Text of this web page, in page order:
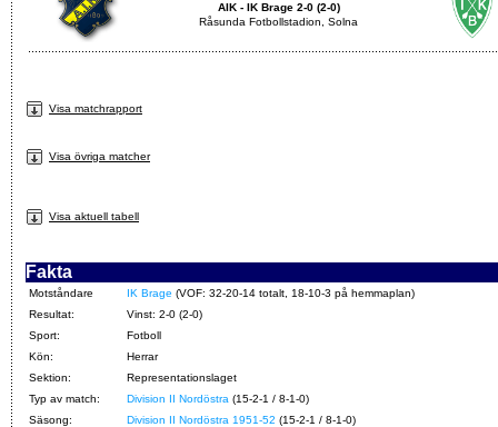
AIK - IK Brage 2-0 (2-0)
Råsunda Fotbollstadion, Solna
Visa matchrapport
Visa övriga matcher
Visa aktuell tabell
Fakta
Motståndare IK Brage (VOF: 32-20-14 totalt, 18-10-3 på hemmaplan)
Resultat:
Vinst: 2-0 (2-0)
Sport:
Fotboll
Kön:
Herrar
Sektion:
Representationslaget
Typ av match:
Division II Nordöstra (15-2-1 / 8-1-0)
Säsong:
Division II Nordöstra 1951-52 (15-2-1 / 8-1-0)